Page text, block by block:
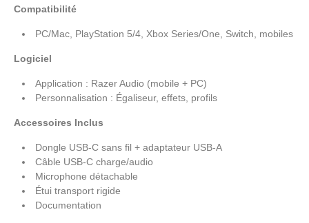
Compatibilité
PC/Mac, PlayStation 5/4, Xbox Series/One, Switch, mobiles
Logiciel
Application : Razer Audio (mobile + PC)
Personnalisation : Égaliseur, effets, profils
Accessoires Inclus
Dongle USB-C sans fil + adaptateur USB-A
Câble USB-C charge/audio
Microphone détachable
Étui transport rigide
Documentation